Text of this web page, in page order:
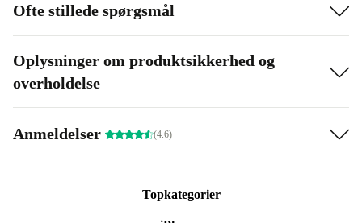
Ofte stillede spørgsmål
Oplysninger om produktsikkerhed og
overholdelse
Anmeldelser (4.6)
Topkategorier